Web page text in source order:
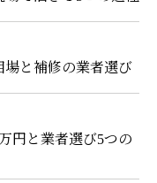
場と補修の業者選び
円と業者選び5つの